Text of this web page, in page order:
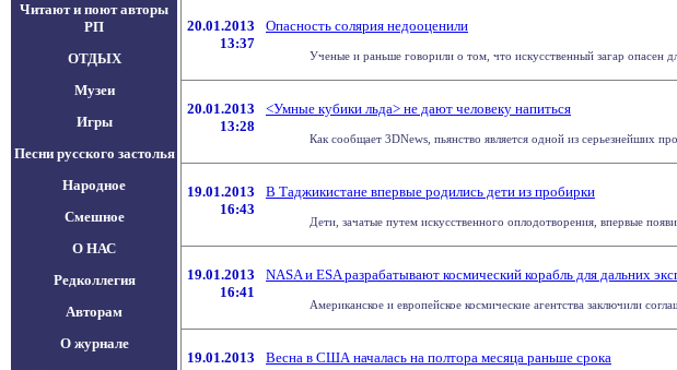
Читают и поют авторы
РП
ОТДЫХ
Музеи
Игры
Песни русского застолья
Народное
Смешное
О НАС
Редколлегия
Авторам
О журнале
20.01.2013
13:37
Опасность солярия недооценили
Ученые и раньше говорили о том, что искусственный загар опасен
20.01.2013
13:28
<Умные кубики льда> не дают человеку напиться
Как сообщает 3DNews, пьянство является одной из серьезнейших
19.01.2013
16:43
В Таджикистане впервые родились дети из пробирки
Дети, зачатые путем искусственного оплодотворения, впервые
19.01.2013
16:41
NASA и ESA разрабатывают космический корабль для дальних
Американское и европейское космические агентства заключили
19.01.2013
Весна в США началась на полтора месяца раньше срока